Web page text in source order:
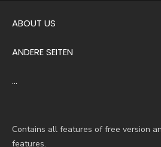
ABOUT US
ANDERE SEITEN
…
Contains all features of free version
features.